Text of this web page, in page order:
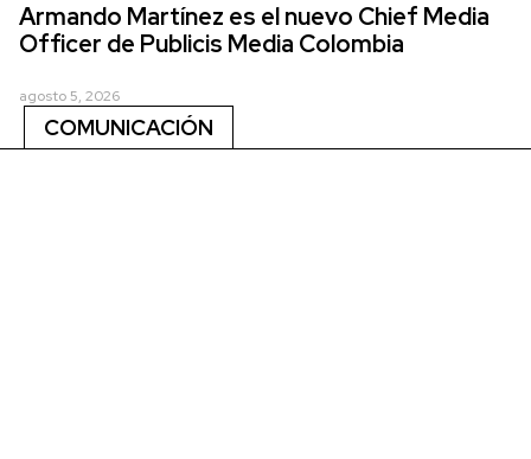
Armando Martínez es el nuevo Chief Media
Officer de Publicis Media Colombia
agosto 5, 2026
COMUNICACIÓN